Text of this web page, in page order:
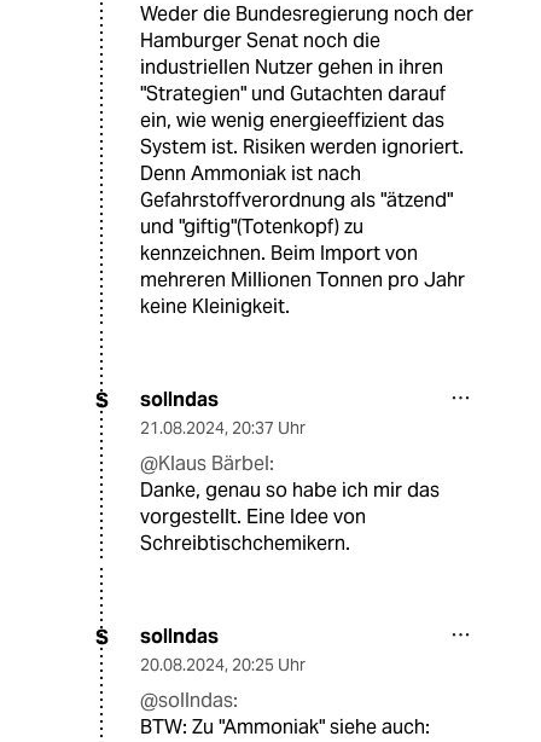
Weder die Bundesregierung noch der
Hamburger Senat noch die
industriellen Nutzer gehen in ihren
"Strategien" und Gutachten darauf
ein, wie wenig energieeffizient das
System ist. Risiken werden ignoriert.
Denn Ammoniak ist nach
Gefahrstoffverordnung als "ätzend"
und "giftig"(Totenkopf) zu
kennzeichnen. Beim Import von
mehreren Millionen Tonnen pro Jahr
keine Kleinigkeit.
S sollndas
21.08.2024, 20:37 Uhr
@Klaus Bärbel:
Danke, genau so habe ich mir das
vorgestellt. Eine Idee von
Schreibtischchemikern.
S sollndas
20.08.2024, 20:25 Uhr
@sollndas:
BTW: Zu "Ammoniak" siehe auch: